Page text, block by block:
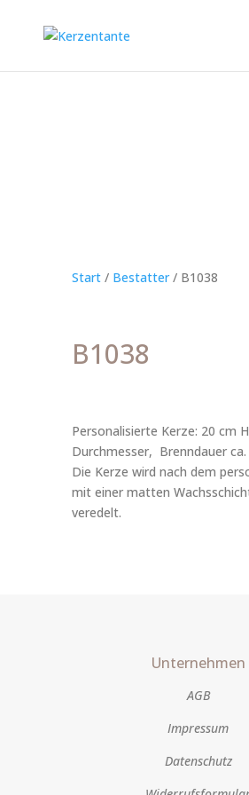
Start/ Bestatter/ B1038
B1038
Personalisierte Kerze: 20 cm
Durchmesser, Brenndauer ca.
Die Kerze wird nach dem
mit einer matten
veredelt.
Unternehmen
AGB
Impressum
Datenschutz